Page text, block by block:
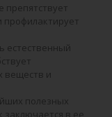
естественный
веществ и
полезных
заключается в ее